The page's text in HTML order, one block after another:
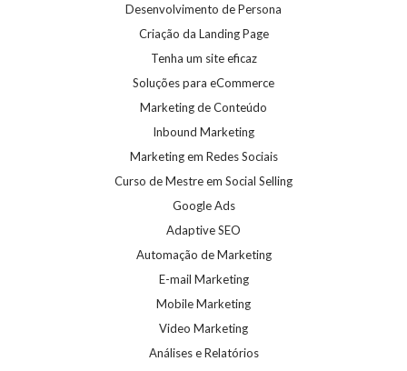
Desenvolvimento de Persona
Criação da Landing Page
Tenha um site eficaz
Soluções para eCommerce
Marketing de Conteúdo
Inbound Marketing
Marketing em Redes Sociais
Curso de Mestre em Social Selling
Google Ads
Adaptive SEO
Automação de Marketing
E-mail Marketing
Mobile Marketing
Video Marketing
Análises e Relatórios